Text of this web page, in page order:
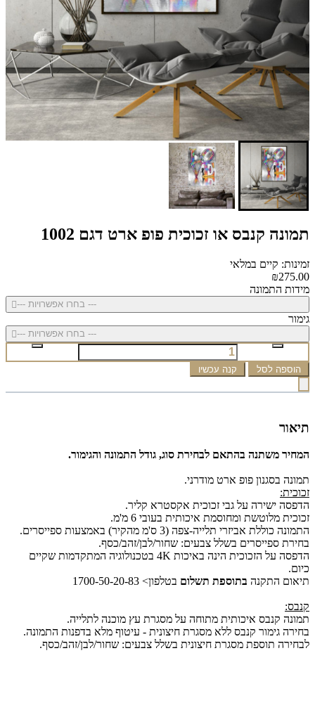
תמונה קנבס או זכוכית פופ ארט דגם 1002
זמינות: קיים במלאי
₪275.00
מידות התמונה
--- בחרו אפשרויות ---
גימור
--- בחרו אפשרויות ---
הוספה לסל קנה עכשיו
תיאור
המחיר משתנה בהתאם לבחירת סוג, גודל התמונה והגימור.
תמונה בסגנון פופ ארט מודרני.
זכוכית:
הדפסה ישירה על גבי זכוכית אקסטרא קליר.
זכוכית מלוטשת ומחוסמת איכותית בעובי 6 מ'מ.
התמונה כוללת אביזרי תלייה-צפה (3 ס'מ מהקיר) באמצעות ספייסרים.
בחירת ספייסרים בשלל צבעים: שחור/לבן/זהב/כסף.
הדפסה על הזכוכית הינה באיכות 4K בטכנולוגיה המתקדמות שקיים
כיום.
תיאום התקנה בתוספת תשלום בטלפון> 1700-50-20-83
קנבס:
תמונה קנבס איכותית מתוחה על מסגרת עץ מוכנה לתלייה.
בחירה גימור קנבס ללא מסגרת חיצונית - עיטוף מלא בדפנות התמונה.
לבחירה תוספת מסגרת חיצונית בשלל צבעים: שחור/לבן/זהב/כסף.